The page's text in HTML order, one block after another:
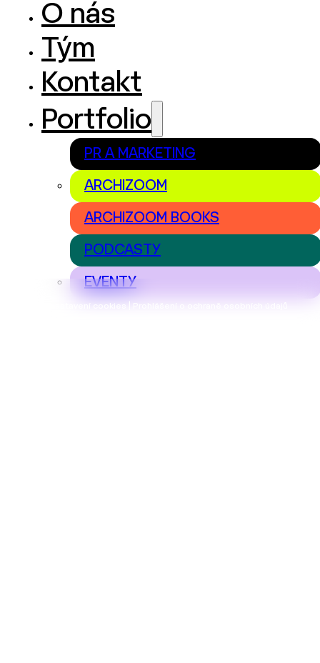
Nastavení cookies | Prohlášení o ochraně osobních údajů
O nás
Tým
Kontakt
Portfolio
PR A MARKETING
ARCHIZOOM
ARCHIZOOM BOOKS
PODCASTY
EVENTY